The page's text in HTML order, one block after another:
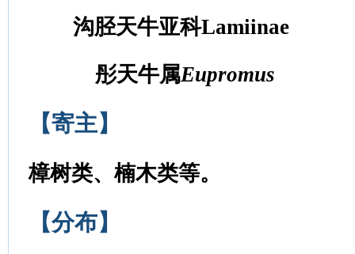
沟胫天牛亚科Lamiinae
彤天牛属Eupromus
【寄主】
樟树类、楠木类等。
【分布】